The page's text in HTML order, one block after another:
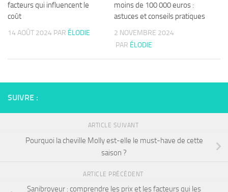
facteurs qui influencent le
coût
14 AOÛT 2024 PAR ÉLODIE
moins de 100 000 euros :
astuces et conseils pratiques
2 NOVEMBRE 2024
PAR ÉLODIE
SUIVRE :
ARTICLE SUIVANT
Pourquoi la cheville Molly est-elle le must-have de cette
saison ?
ARTICLE PRÉCÉDENT
Sanibroyeur : comprendre les prix et les facteurs qui les